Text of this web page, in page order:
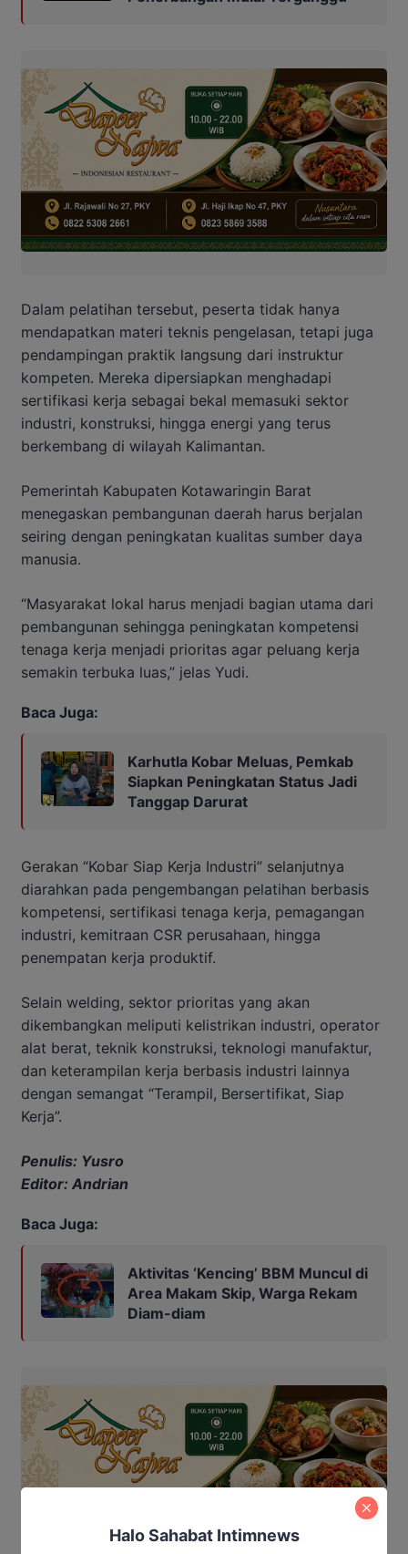
Dalam pelatihan tersebut, peserta tidak hanya
mendapatkan materi teknis pengelasan, tetapi juga
pendampingan praktik langsung dari instruktur
kompeten. Mereka dipersiapkan menghadapi
sertifikasi kerja sebagai bekal memasuki sektor
industri, konstruksi, hingga energi yang terus
berkembang di wilayah Kalimantan.
Pemerintah Kabupaten Kotawaringin Barat
menegaskan pembangunan daerah harus berjalan
seiring dengan peningkatan kualitas sumber daya
manusia.
“Masyarakat lokal harus menjadi bagian utama dari
pembangunan sehingga peningkatan kompetensi
tenaga kerja menjadi prioritas agar peluang kerja
semakin terbuka luas,” jelas Yudi.
Baca Juga:
Karhutla Kobar Meluas, Pemkab
Siapkan Peningkatan Status Jadi
Tanggap Darurat
Gerakan “Kobar Siap Kerja Industri” selanjutnya
diarahkan pada pengembangan pelatihan berbasis
kompetensi, sertifikasi tenaga kerja, pemagangan
industri, kemitraan CSR perusahaan, hingga
penempatan kerja produktif.
Selain welding, sektor prioritas yang akan
dikembangkan meliputi kelistrikan industri, operator
alat berat, teknik konstruksi, teknologi manufaktur,
dan keterampilan kerja berbasis industri lainnya
dengan semangat “Terampil, Bersertifikat, Siap
Kerja”.
Penulis: Yusro
Editor: Andrian
Baca Juga:
Aktivitas ‘Kencing’ BBM Muncul di
Area Makam Skip, Warga Rekam
Diam-diam
Halo Sahabat Intimnews